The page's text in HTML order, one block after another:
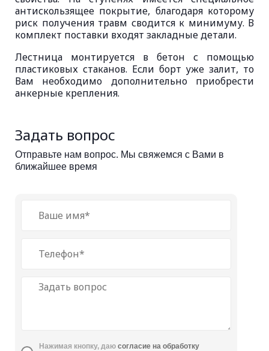
антискользящее покрытие, благодаря которому
риск получения травм сводится к минимуму. В
комплект поставки входят закладные детали.
Лестница монтируется в бетон с помощью
пластиковых стаканов. Если борт уже залит, то
Вам необходимо дополнительно приобрести
анкерные крепления.
Задать вопрос
Отправьте нам вопрос. Мы свяжемся с Вами в
ближайшее время
Нажимая кнопку, даю cогласие на обработку